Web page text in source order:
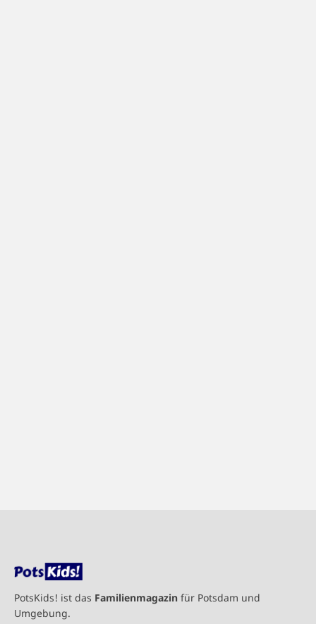
PotsKids! ist das Familienmagazin für Potsdam und
Umgebung.